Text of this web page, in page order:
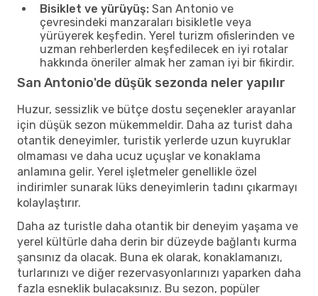
Bisiklet ve yürüyüş: San Antonio ve
çevresindeki manzaraları bisikletle veya
yürüyerek keşfedin. Yerel turizm ofislerinden ve
uzman rehberlerden keşfedilecek en iyi rotalar
hakkında öneriler almak her zaman iyi bir fikirdir.
San Antonio'de düşük sezonda neler yapılır
Huzur, sessizlik ve bütçe dostu seçenekler arayanlar
için düşük sezon mükemmeldir. Daha az turist daha
otantik deneyimler, turistik yerlerde uzun kuyruklar
olmaması ve daha ucuz uçuşlar ve konaklama
anlamına gelir. Yerel işletmeler genellikle özel
indirimler sunarak lüks deneyimlerin tadını çıkarmayı
kolaylaştırır.
Daha az turistle daha otantik bir deneyim yaşama ve
yerel kültürle daha derin bir düzeyde bağlantı kurma
şansınız da olacak. Buna ek olarak, konaklamanızı,
turlarınızı ve diğer rezervasyonlarınızı yaparken daha
fazla esneklik bulacaksınız. Bu sezon, popüler